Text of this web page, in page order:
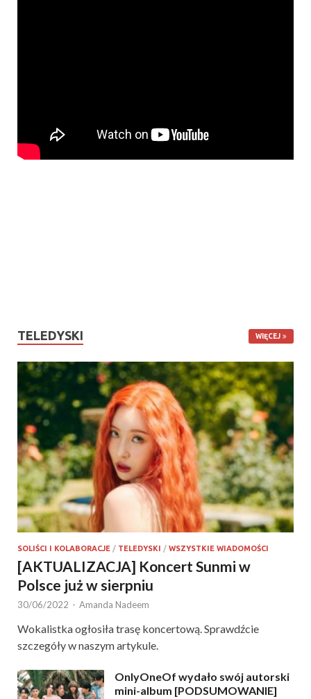
TELEDYSKI WIĘCEJ
SOLIŚCI I KOLABORACJE / TELEDYSKI / WSZYSTKIE WIADOMOŚCI
[AKTUALIZACJA] Koncert Sunmi w
Polsce już w sierpniu
30/06/2022 - Amanda Nadeem
Wokalistka ogłosiła trasę koncertową. Sprawdźcie
szczegóły w naszym artykule.
OnlyOneOf wydało swój autorski
mini-album [PODSUMOWANIE]